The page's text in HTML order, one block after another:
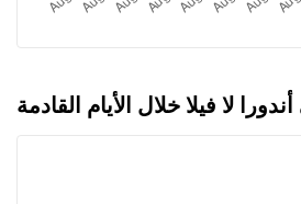
لا فيلا خلال الأيام القادمة